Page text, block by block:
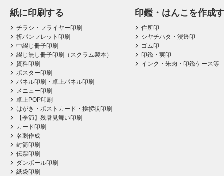
紙に印刷する
チラシ・フライヤー印刷
折パンフレット印刷
中綴じ冊子印刷
綴じ無し冊子印刷（スクラム製本）
資料印刷
ポスター印刷
パネル印刷・卓上パネル印刷
メニュー印刷
卓上POP印刷
はがき・ポストカード・挨拶状印刷
【季節】残暑見舞い印刷
カード印刷
名刺作成
封筒印刷
伝票印刷
ダンボール印刷
紙袋印刷
印鑑・はんこを作成
住所印
シヤチハタ・浸透印
ゴム印
印鑑・実印
インク・朱肉・印鑑ケース等